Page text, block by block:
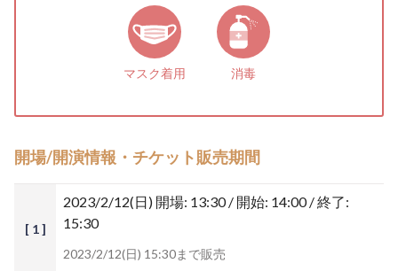
マスク着用 消毒
開場/開演情報・チケット販売期間
[ 1 ]
2023/2/12(日) 開場: 13:30 / 開始: 14:00 / 終了:
15:30
2023/2/12(日) 15:30まで販売